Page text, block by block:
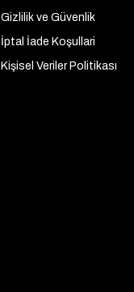
Gizlilik ve Güvenlik
İptal İade Koşullari
Kişisel Veriler Politikası